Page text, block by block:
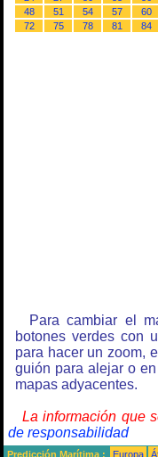
48
51 54 57 60
72
75 78 81 84
Para cambiar el
botones verdes con
para hacer un zoom,
guión para alejar o
mapas adyacentes.
La información que
de responsabilidad
Predicción Marítima : Europa